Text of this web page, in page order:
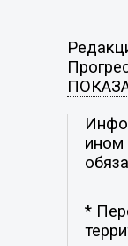
ином
*